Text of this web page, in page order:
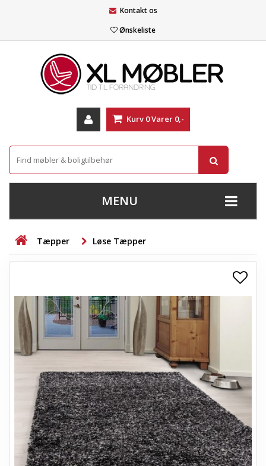
Kontakt os
Ønskeliste
Kurv 0Varer 0,-
MENU
+
STUE
+
+
SOVEVÆRELSE
KONTORMØBLER
OPBEVARING
+
+
LAMPER
+
ENTREMØBLER
+
HAVEMØBLER
OUTLET
Tæpper Løse Tæpper